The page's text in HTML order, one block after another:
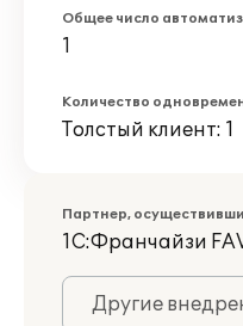
Общее число
1
Количество
Толстый клиент: 1
Партнер,
1С:Франчайзи
Другие